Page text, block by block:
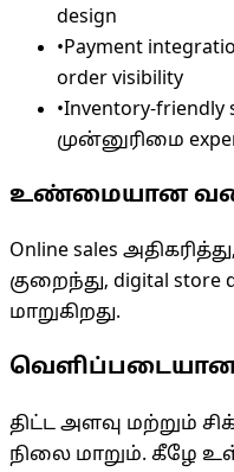
design
•Payment
order visibility
•Inventory-
முன்னுரிமை
உண்மையான
Online sales
குறைந்து, digital store
மாறுகிறது.
வெளிப்படையான
திட்ட அளவு மற்றும்
நிலை மாறும். கீழே